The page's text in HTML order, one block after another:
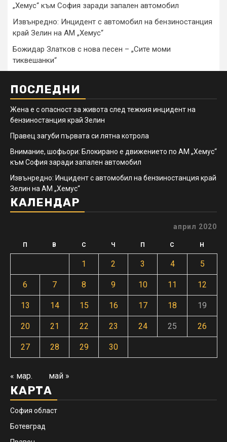
„Хемус“ към София заради запален автомобил
Извънредно: Инцидент с автомобил на бензиностанция
край Зелин на АМ „Хемус“
Божидар Златков с нова песен – „Сите моми
тиквешанки“
ПОСЛЕДНИ
Жена е с опасност за живота след тежкия инцидент на
бензиностанция край Зелин
Правец загуби първата си лятна котрола
Внимание, шофьори: Блокирано е движението по АМ „Хемус“
към София заради запален автомобил
Извънредно: Инцидент с автомобил на бензиностанция край
Зелин на АМ „Хемус“
КАЛЕНДАР
април 2020
П В С Ч П С Н
1 2 3 4 5
6 7 8 9 10 11 12
13 14 15 16 17 18 19
20 21 22 23 24 25 26
27 28 29 30
« мар. май »
КАРТА
София област
Ботевград